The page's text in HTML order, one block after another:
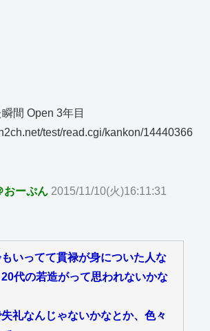
間 Open 3年目
test/read.cgi/kankon/14440366
おーぷん 2015/11/10(火)16:11:31
いってて貫禄が身についた人な
代の若造がって思われないかな
礼なんじゃないかなとか、色々